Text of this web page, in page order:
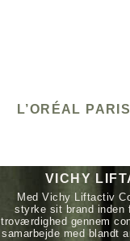
L’ORÉAL
VICHY
Med Vichy Liftactiv
styrke sit brand inden
troværdighed gennem
samarbejde med blandt